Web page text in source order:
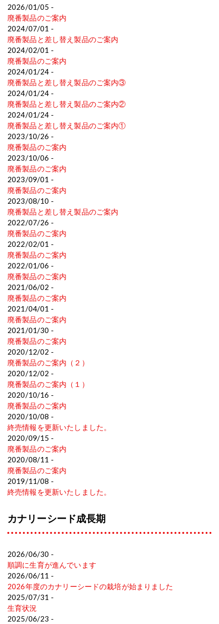
2026/01/05 -
廃番製品のご案内
2024/07/01 -
廃番製品と差し替え製品のご案内
2024/02/01 -
廃番製品のご案内
2024/01/24 -
廃番製品と差し替え製品のご案内③
2024/01/24 -
廃番製品と差し替え製品のご案内②
2024/01/24 -
廃番製品と差し替え製品のご案内①
2023/10/26 -
廃番製品のご案内
2023/10/06 -
廃番製品のご案内
2023/09/01 -
廃番製品のご案内
2023/08/10 -
廃番製品と差し替え製品のご案内
2022/07/26 -
廃番製品のご案内
2022/02/01 -
廃番製品のご案内
2022/01/06 -
廃番製品のご案内
2021/06/02 -
廃番製品のご案内
2021/04/01 -
廃番製品のご案内
2021/01/30 -
廃番製品のご案内
2020/12/02 -
廃番製品のご案内（２）
2020/12/02 -
廃番製品のご案内（１）
2020/10/16 -
廃番製品のご案内
2020/10/08 -
終売情報を更新いたしました。
2020/09/15 -
廃番製品のご案内
2020/08/11 -
廃番製品のご案内
2019/11/08 -
終売情報を更新いたしました。
カナリーシード成長期
2026/06/30 -
順調に生育が進んでいます
2026/06/11 -
2026年度のカナリーシードの栽培が始まりました
2025/07/31 -
生育状況
2025/06/23 -